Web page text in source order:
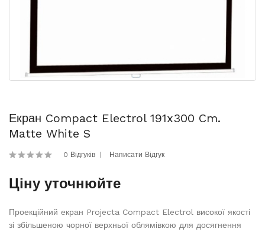
Екран Compact Electrol 191x300 Cm.
Matte White S
0 Відгуків Написати Відгук
Ціну уточнюйте
Проекційний екран Projecta Compact Electrol високої якості
зі збільшеною чорної верхньої облямівкою для досягнення